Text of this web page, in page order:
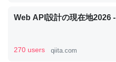
論文では「淡水はカルシウム
Web API設計の現在地2026
270 users qiita.com